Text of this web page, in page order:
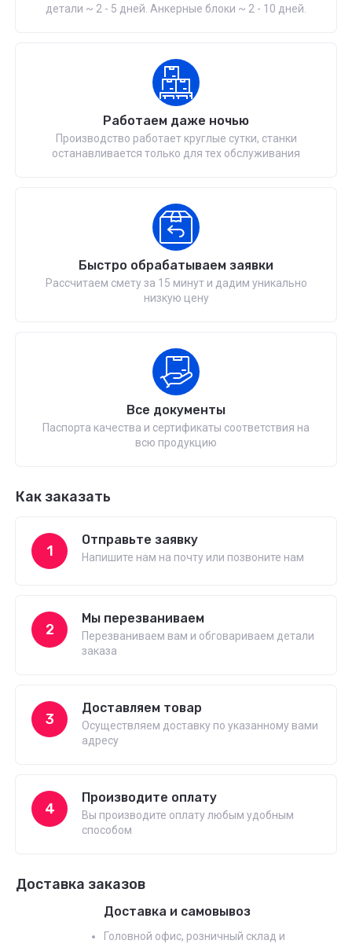
детали ~ 2 - 5 дней. Анкерные блоки ~ 2 - 10 дней.
Работаем даже ночью
Производство работает круглые сутки, станки
останавливается только для тех обслуживания
Быстро обрабатываем заявки
Рассчитаем смету за 15 минут и дадим уникально
низкую цену
Все документы
Паспорта качества и сертификаты соответствия на
всю продукцию
Как заказать
1
Отправьте заявку
Напишите нам на почту или позвоните нам
2
Мы перезваниваем
Перезваниваем вам и обговариваем детали
заказа
3
Доставляем товар
Осуществляем доставку по указанному вами
адресу
4
Производите оплату
Вы производите оплату любым удобным
способом
Доставка заказов
Доставка и самовывоз
Головной офис, розничный склад и